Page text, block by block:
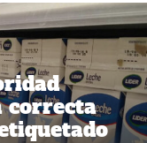
correcta